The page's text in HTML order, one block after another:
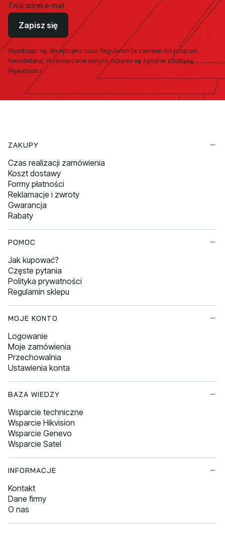
Twój adres e-mail
Zapisz się
Rejestrując się, akceptujesz nasz Regulamin (w zakresie dotyczącym
Newslettera). Przetwarzanie danych odbywa się zgodnie z Polityką
Prywatności.
ZAKUPY
Czas realizacji zamówienia
Koszt dostawy
Formy płatności
Reklamacje i zwroty
Gwarancja
Rabaty
POMOC
Jak kupować?
Częste pytania
Polityka prywatności
Regulamin sklepu
MOJE KONTO
Logowanie
Moje zamówienia
Przechowalnia
Ustawienia konta
BAZA WIEDZY
Wsparcie techniczne
Wsparcie Hikvision
Wsparcie Genevo
Wsparcie Satel
INFORMACJE
Kontakt
Dane firmy
O nas